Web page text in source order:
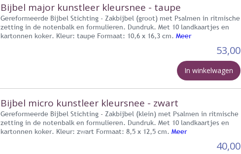
Bijbel major kunstleer kleursnee - taupe
Gereformeerde Bijbel Stichting - Zakbijbel (groot) met Psalmen in ritmische
zetting in de notenbalk en formulieren. Dundruk. Met 10 landkaartjes en
kartonnen koker. Kleur: taupe Formaat: 10,6 x 16,3 cm. Meer
53,00
In winkelwagen
Bijbel micro kunstleer kleursnee - zwart
Gereformeerde Bijbel Stichting - Zakbijbel (klein) met Psalmen in ritmische
zetting in de notenbalk en formulieren. Dundruk. Met 10 landkaartjes en
kartonnen koker. Kleur: zwart Formaat: 8,5 x 12,5 cm. Meer
40,00